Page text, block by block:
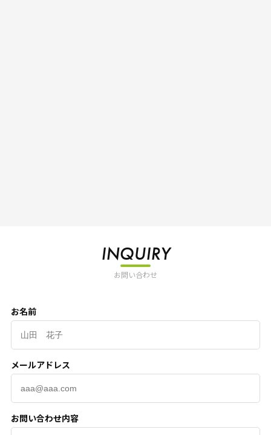
INQUIRY
お問い合わせ
お名前
メールアドレス
お問い合わせ内容